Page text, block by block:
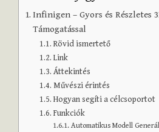
Infinigen – Gyors és Részletes
Támogatással
Rövid ismertető
Link
Áttekintés
Művészi érintés
Hogyan segíti a célcsoportot
Funkciók
Automatikus Modell